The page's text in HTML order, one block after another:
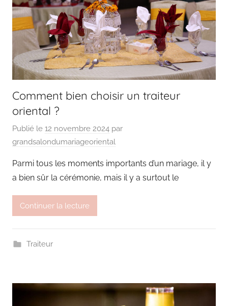
Comment bien choisir un traiteur
oriental ?
Publié le 12 novembre 2024 par
grandsalondumariageoriental
Parmi tous les moments importants d’un mariage, il y
a bien sûr la cérémonie, mais il y a surtout le
Continuer la lecture
Traiteur